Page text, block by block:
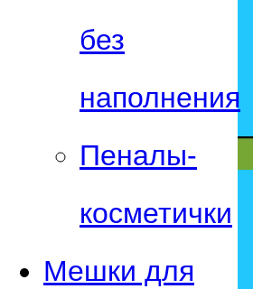
без
наполнения
Пеналы-
косметички
Мешки для